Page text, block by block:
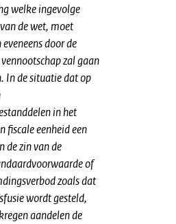
welke ingevolge
de wet, moet
door de
zal gaan
In de situatie dat op
in het
fiscale eenheid een
de zin van de
of
zoals dat
wordt gesteld,
aandelen de